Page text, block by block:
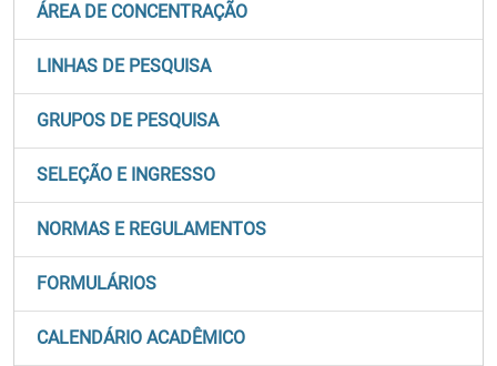
ÁREA DE CONCENTRAÇÃO
LINHAS DE PESQUISA
GRUPOS DE PESQUISA
SELEÇÃO E INGRESSO
NORMAS E REGULAMENTOS
FORMULÁRIOS
CALENDÁRIO ACADÊMICO